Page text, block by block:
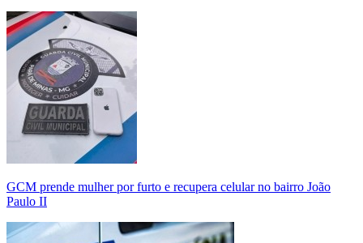
GCM prende mulher por furto e recupera celular no bairro João
Paulo II